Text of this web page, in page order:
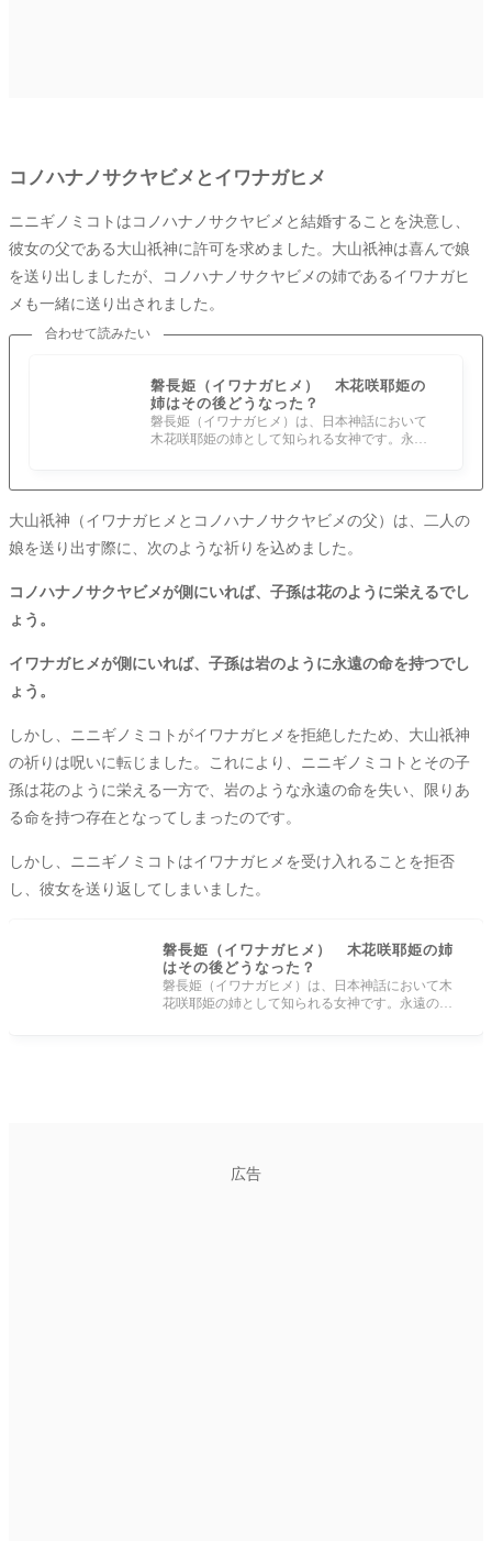
コノハナノサクヤビメとイワナガヒメ
ニニギノミコトはコノハナノサクヤビメと結婚することを決意し、
彼女の父である大山祇神に許可を求めました。大山祇神は喜んで娘
を送り出しましたが、コノハナノサクヤビメの姉であるイワナガヒ
メも一緒に送り出されました。
合わせて読みたい
磐長姫（イワナガヒメ） 木花咲耶姫の
姉はその後どうなった？
磐長姫（イワナガヒメ）は、日本神話において
木花咲耶姫の姉として知られる女神です。永遠
大山祇神（イワナガヒメとコノハナノサクヤビメの父）は、二人の
娘を送り出す際に、次のような祈りを込めました。
コノハナノサクヤビメが側にいれば、子孫は花のように栄えるでし
ょう。
イワナガヒメが側にいれば、子孫は岩のように永遠の命を持つでし
ょう。
しかし、ニニギノミコトがイワナガヒメを拒絶したため、大山祇神
の祈りは呪いに転じました。これにより、ニニギノミコトとその子
孫は花のように栄える一方で、岩のような永遠の命を失い、限りあ
る命を持つ存在となってしまったのです。
しかし、ニニギノミコトはイワナガヒメを受け入れることを拒否
し、彼女を送り返してしまいました。
磐長姫（イワナガヒメ） 木花咲耶姫の姉
はその後どうなった？
磐長姫（イワナガヒメ）は、日本神話において木
花咲耶姫の姉として知られる女神です。永遠の生
広告